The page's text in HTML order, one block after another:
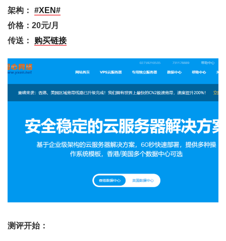
架构：
#XEN#
价格：20元/月
传送：
购买链接
测评开始：